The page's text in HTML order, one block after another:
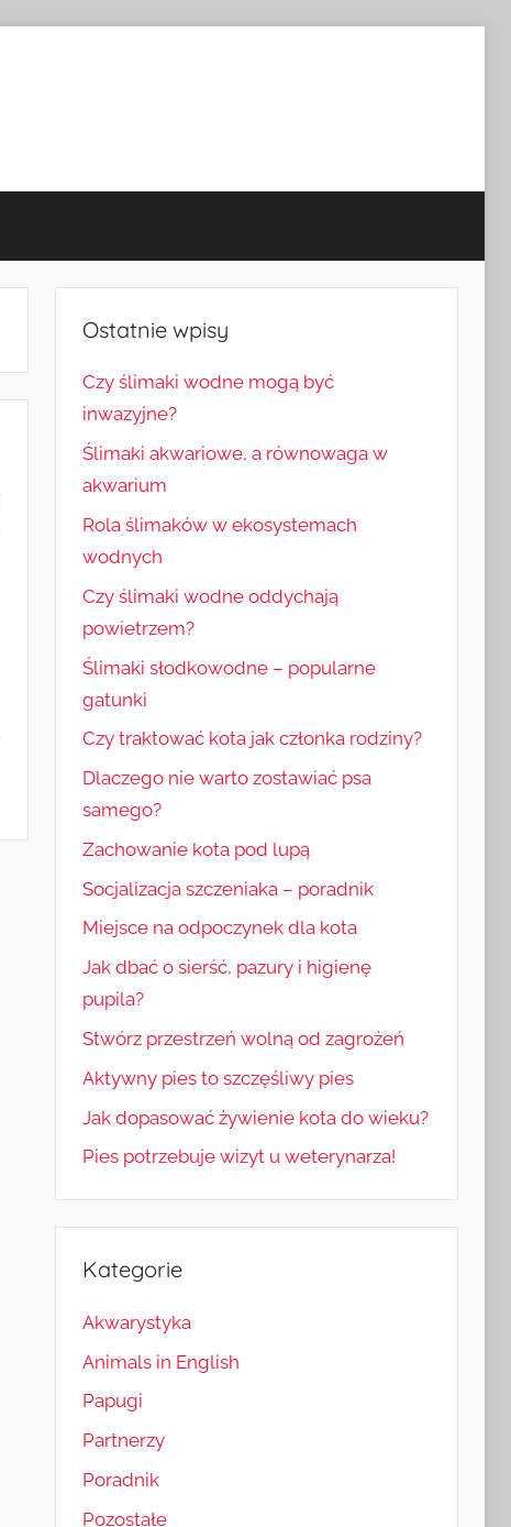
Ostatnie wpisy
Czy ślimaki wodne mogą być
inwazyjne?
Ślimaki akwariowe, a równowaga w
akwarium
Rola ślimaków w ekosystemach
wodnych
Czy ślimaki wodne oddychają
powietrzem?
Ślimaki słodkowodne – popularne
gatunki
Czy traktować kota jak członka rodziny?
Dlaczego nie warto zostawiać psa
samego?
Zachowanie kota pod lupą
Socjalizacja szczeniaka – poradnik
Miejsce na odpoczynek dla kota
Jak dbać o sierść, pazury i higienę
pupila?
Stwórz przestrzeń wolną od zagrożeń
Aktywny pies to szczęśliwy pies
Jak dopasować żywienie kota do wieku?
Pies potrzebuje wizyt u weterynarza!
Kategorie
Akwarystyka
Animals in English
Papugi
Partnerzy
Poradnik
Pozostałe